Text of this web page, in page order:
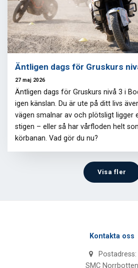
Äntligen dags för Gruskurs
27 maj 2026
Äntligen dags för Gruskurs nivå 3 i
igen känslan. Du är ute på ditt livs
vägen smalnar av och plötsligt ligger
stigen – eller så har vårfloden helt
körbanan. Vad gör du nu?
Visa fler
Kontakta oss
Postadress:
SMC Norrbotten